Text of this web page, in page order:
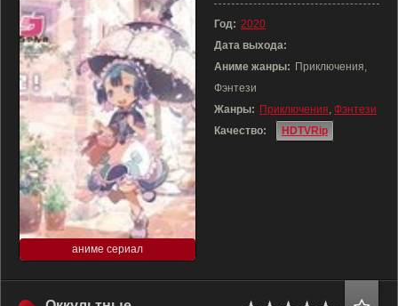
аниме сериал
Год: 2020
Дата выхода:
Аниме жанры: Приключения,
Фэнтези
Жанры: Приключения, Фэнтези
Качество:
HDTVRip